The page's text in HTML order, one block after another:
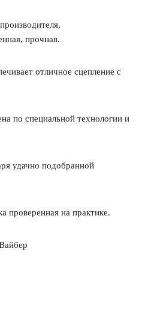
прочная.
отличное сцепление с
по специальной технологии и
удачно подобранной
проверенная на практике.